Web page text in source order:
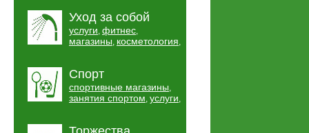
Уход за собой
услуги, фитнес,
магазины, косметология,
Спорт
спортивные магазины,
занятия спортом, услуги,